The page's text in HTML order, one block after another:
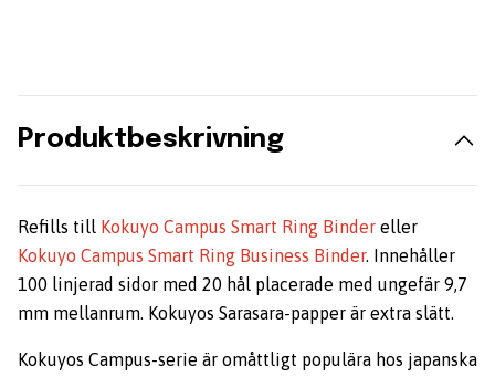
Produktbeskrivning
Refills till Kokuyo Campus Smart Ring Binder eller
Kokuyo Campus Smart Ring Business Binder. Innehåller
100 linjerad sidor med 20 hål placerade med ungefär 9,7
mm mellanrum. Kokuyos Sarasara-papper är extra slätt.
Kokuyos Campus-serie är omåttligt populära hos japanska